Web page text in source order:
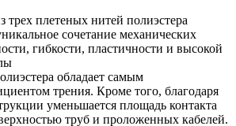
трех плетеных нитей полиэстера
сочетание механических
гибкости, пластичности и высокой
обладает самым
трения. Кроме того, благодаря
уменьшается площадь контакта
труб и проложенных кабелей.